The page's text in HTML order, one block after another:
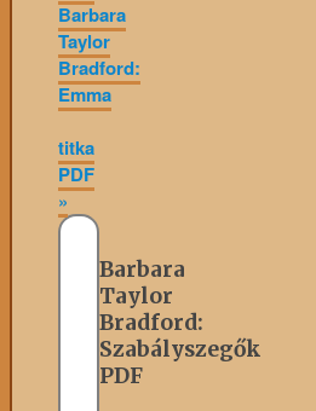
Barbara
Taylor
Bradford:
Emma
titka
PDF
»
Barbara
Taylor
Bradford:
Szabályszegők
PDF